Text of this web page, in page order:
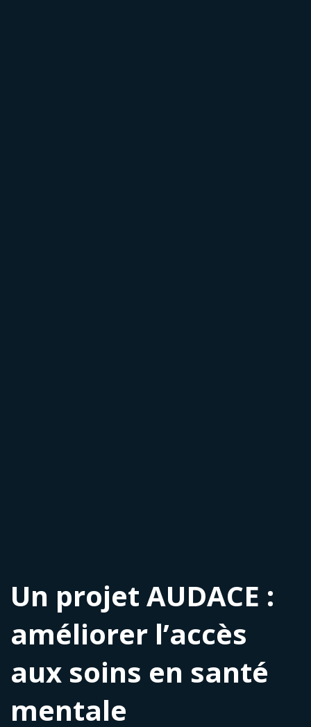
Un projet AUDACE :
améliorer l’accès
aux soins en santé
mentale